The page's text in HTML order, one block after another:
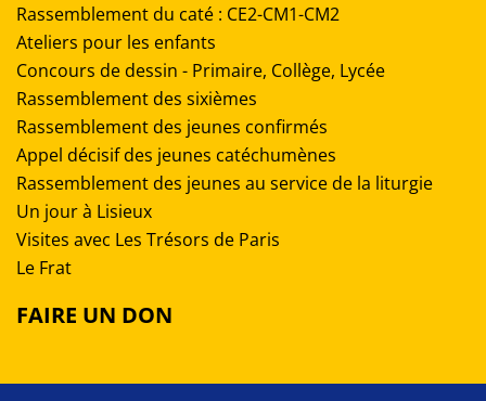
Rassemblement du caté : CE2-CM1-CM2
Ateliers pour les enfants
Concours de dessin - Primaire, Collège, Lycée
Rassemblement des sixièmes
Rassemblement des jeunes confirmés
Appel décisif des jeunes catéchumènes
Rassemblement des jeunes au service de la liturgie
Un jour à Lisieux
Visites avec Les Trésors de Paris
Le Frat
FAIRE UN DON